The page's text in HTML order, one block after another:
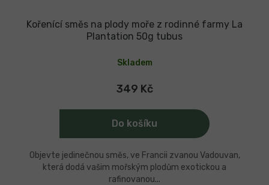
Kořenící směs na plody moře z rodinné farmy La
Plantation 50g tubus
Skladem
349 Kč
Do košíku
Objevte jedinečnou směs, ve Francii zvanou Vadouvan,
která dodá vašim mořským plodům exotickou a
rafinovanou...